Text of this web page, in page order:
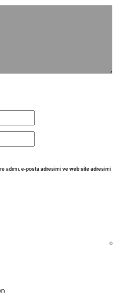
adımı, e-posta adresimi ve web site adresimi
©